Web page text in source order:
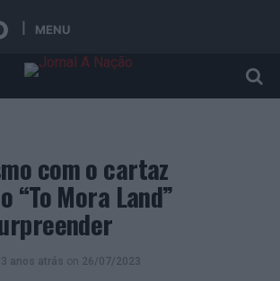
MENU
com o cartaz
“To Mora Land”
3 anos atrás on 26/07/2023